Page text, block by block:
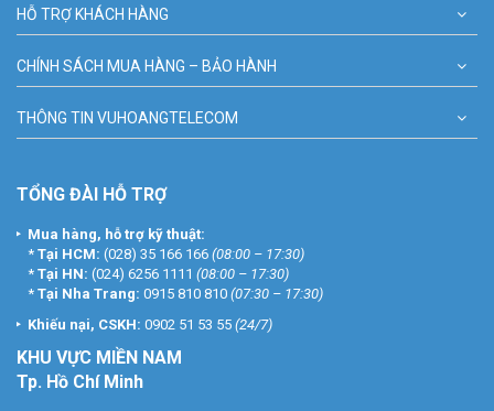
HỖ TRỢ KHÁCH HÀNG
CHÍNH SÁCH MUA HÀNG – BẢO HÀNH
THÔNG TIN VUHOANGTELECOM
TỔNG ĐÀI HỖ TRỢ
Mua hàng, hỗ trợ kỹ thuật:
* Tại HCM: (028) 35 166 166 (08:00 – 17:30)
* Tại HN: (024) 6256 1111 (08:00 – 17:30)
* Tại Nha Trang: 0915 810 810 (07:30 – 17:30)
Khiếu nại, CSKH: 0902 51 53 55 (24/7)
KHU VỰC MIỀN NAM
Tp. Hồ Chí Minh